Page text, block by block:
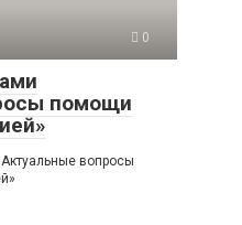
0
помощи
вопросы